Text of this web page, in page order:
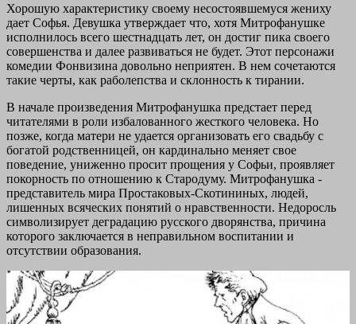
Хорошую характеристику своему несостоявшемуся жениху
дает Софья. Девушка утверждает что, хотя Митрофанушке
исполнилось всего шестнадцать лет, он достиг пика своего
совершенства и далее развиваться не будет. Этот персонажи
комедии Фонвизина довольно неприятен. В нем сочетаются
такие черты, как раболепства и склонность к тирании.
В начале произведения Митрофанушка предстает перед
читателями в роли избалованного жесткого человека. Но
позже, когда матери не удается организовать его свадьбу с
богатой родственницей, он кардинально меняет свое
поведение, униженно просит прощения у Софьи, проявляет
покорность по отношению к Стародуму. Митрофанушка -
представитель мира Простаковых-Скотининых, людей,
лишенных всяческих понятий о нравственности. Недоросль
символизирует деградацию русского дворянства, причина
которого заключается в неправильном воспитании и
отсутствии образования.